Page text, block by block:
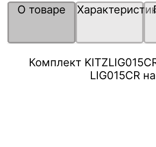
О товаре
Комплект
LIG015CR